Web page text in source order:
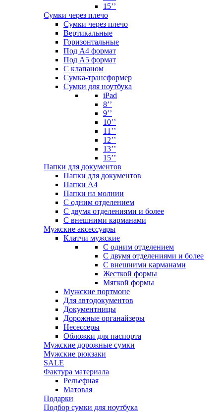
15’’
Сумки через плечо
Сумки через плечо
Вертикальные
Горизонтальные
Под А4 формат
Под А5 формат
С клапаном
Сумка-трансформер
Сумки для ноутбука
iPad
8’’
9’’
10’’
11’’
12’’
13’’
15’’
Папки для документов
Папки для документов
Папки А4
Папки на молнии
С одним отделением
С двумя отделениями и более
С внешними карманами
Мужские аксессуары
Клатчи мужские
С одним отделением
С двумя отделениями и более
С внешними карманами
Жесткой формы
Мягкой формы
Мужские портмоне
Для автодокументов
Документницы
Дорожные органайзеры
Несессеры
Обложки для паспорта
Мужские дорожные сумки
Мужские рюкзаки
SALE
Фактура материала
Рельефная
Матовая
Подарки
Подбор сумки для ноутбука